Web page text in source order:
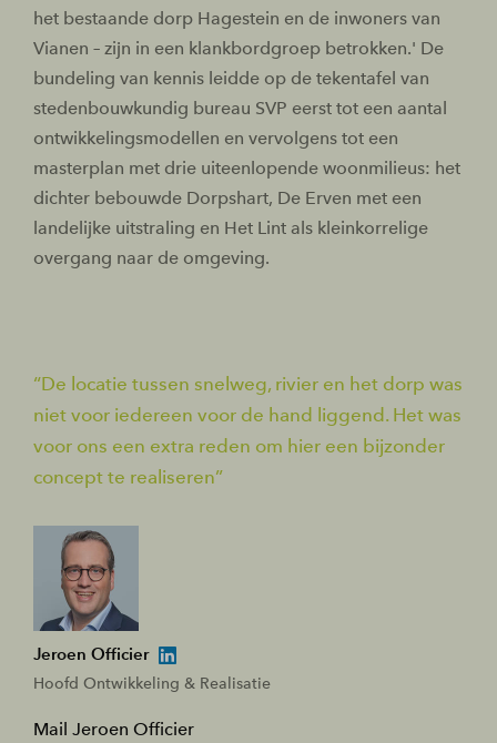
het bestaande dorp Hagestein en de inwoners van
Vianen – zijn in een klankbordgroep betrokken.' De
bundeling van kennis leidde op de tekentafel van
stedenbouwkundig bureau SVP eerst tot een aantal
ontwikkelingsmodellen en vervolgens tot een
masterplan met drie uiteenlopende woonmilieus: het
dichter bebouwde Dorpshart, De Erven met een
landelijke uitstraling en Het Lint als kleinkorrelige
overgang naar de omgeving.
De locatie tussen snelweg, rivier en het dorp was
niet voor iedereen voor de hand liggend. Het was
voor ons een extra reden om hier een bijzonder
concept te realiseren
Jeroen Officier
Hoofd Ontwikkeling & Realisatie
Mail Jeroen Officier